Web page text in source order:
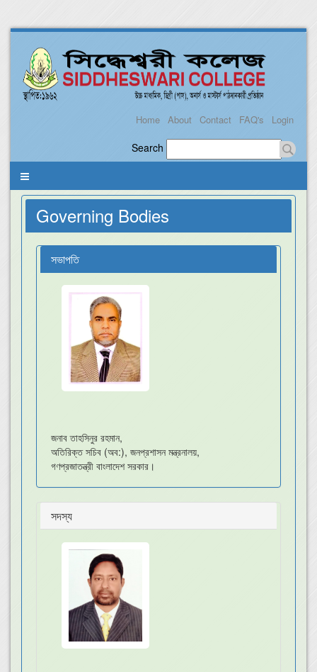
Home About Contact FAQ's Login
Search
Governing Bodies
সভাপতি
জনাব তাহসিনুর রহমান,
অতিরিক্ত সচিব (অব:), জনপ্রশাসন মন্ত্রনালয়,
গণপ্রজাতন্ত্রী বাংলাদেশ সরকার।
সদস্য